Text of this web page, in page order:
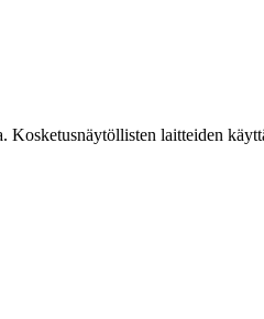
laitteiden